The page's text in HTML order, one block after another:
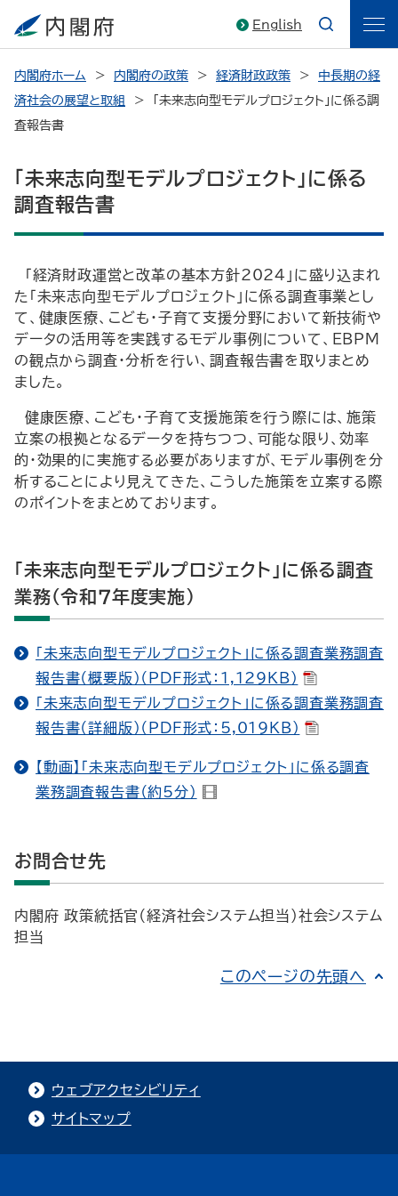
English
内閣府ホーム 内閣府の政策 経済財政政策
中長期の経
済社会の展望と取組
「未来志向型モデルプロジェクト」に係る調
査報告書
「未来志向型モデルプロジェクト」に係る
調査報告書
「経済財政運営と改革の基本方針2024」に盛り込まれ
た「未来志向型モデルプロジェクト」に係る調査事業とし
て、健康医療、こども・子育て支援分野において新技術や
データの活用等を実践するモデル事例について、EBPM
の観点から調査・分析を行い、調査報告書を取りまとめ
ました。
健康医療、こども・子育て支援施策を行う際には、施策
立案の根拠となるデータを持ちつつ、可能な限り、効率
的・効果的に実施する必要がありますが、モデル事例を分
析することにより見えてきた、こうした施策を立案する際
のポイントをまとめております。
「未来志向型モデルプロジェクト」に係る調査
業務（令和７年度実施）
「未来志向型モデルプロジェクト」に係る調査業務調査
報告書（概要版）（PDF形式：1,129KB）
「未来志向型モデルプロジェクト」に係る調査業務調査
報告書（詳細版）（PDF形式：5,019KB）
【動画】「未来志向型モデルプロジェクト」に係る調査
業務調査報告書（約5分）
お問合せ先
内閣府 政策統括官（経済社会システム担当）社会システム
担当
このページの先頭へ
ウェブアクセシビリティ
サイトマップ